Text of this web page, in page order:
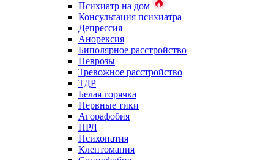
Психиатр на дом
Консультация психиатра
Депрессия
Анорексия
Биполярное расстройство
Неврозы
Тревожное расстройство
ТДР
Белая горячка
Нервные тики
Агорафобия
ПРЛ
Психопатия
Клептомания